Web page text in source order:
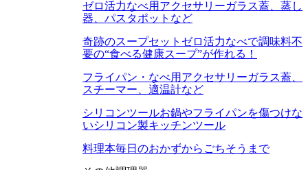
ゼロ活力なべ用アクセサリーガラス蓋、蒸し
器、パスタポットなど
奇跡のスープセット ゼロ活力なべで調味料不
要の“食べる健康スープ”が作れる！
フライパン・なべ用アクセサリーガラス蓋、
スチーマー、適温計など
シリコンツールお鍋やフライパンを傷つけな
いシリコン製キッチンツール
料理本毎日のおかずからごちそうまで